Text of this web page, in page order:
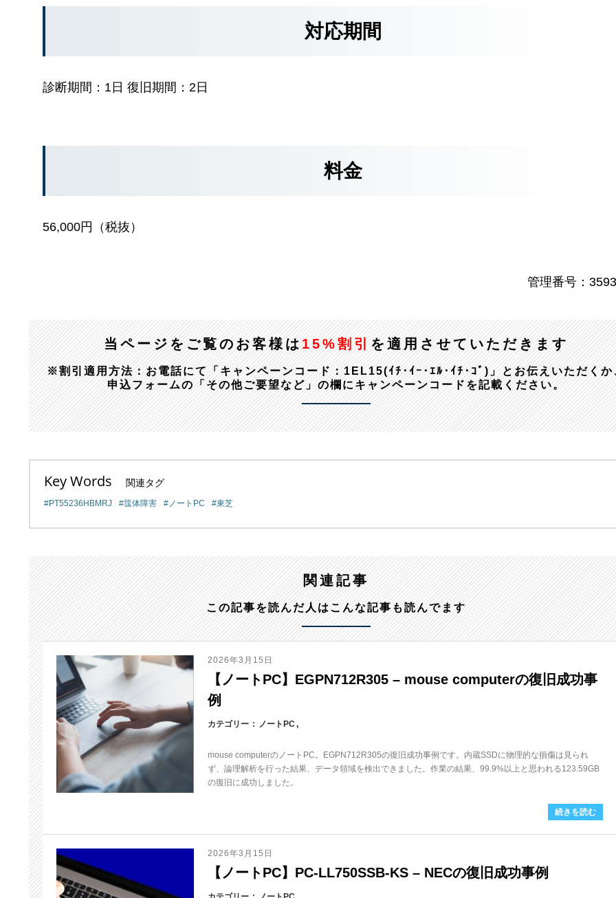
対応期間
診断期間：1日 復旧期間：2日
料金
56,000円（税抜）
管理番号：
当ページをご覧のお客様は 15%割引 を適用させていただきます
※割引適用方法：お電話にて「キャンペーンコード：1EL15(ｲﾁ･ｲｰ･ｴﾙ･ｲﾁ･ｺﾞ)」とお伝えいただくか
申込フォームの「その他ご要望など」の欄にキャンペーンコードを記載ください。
Key Words 関連タグ
PT55236HBMRJ 筺体障害 ノートPC 東芝
関連記事
この記事を読んだ人はこんな記事も読んでます
2026年3月15日
【ノートPC】EGPN712R305 – mouse computerの復旧成功事
例
カテゴリー ノートPC
mouse computerのノートPC。EGPN712R305の復旧成功事例です。内蔵SSDに物理的な損傷は見られ
ず、論理解析を行った結果、データ領域を検出できました。作業の結果、99.9%以上と思われる123.59GB
の復旧に成功しました。
続きを読む
2026年3月15日
【ノートPC】PC-LL750SSB-KS – NECの復旧成功事例